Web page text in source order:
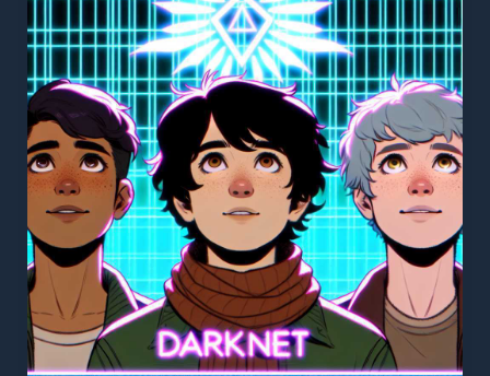
для
безопасного
доступа
Кракен
сайту